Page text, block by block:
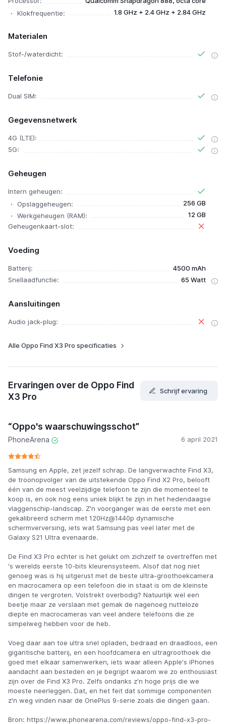
Klokfrequentie:
1.8 GHz + 2.4 GHz + 2.84 GHz
Materialen
Stof-/waterdicht:
Telefonie
Dual SIM:
Gegevensnetwerk
4G (LTE):
5G:
Geheugen
Intern geheugen:
Opslaggeheugen:
256 GB
Werkgeheugen (RAM):
12 GB
Geheugenkaart-slot:
Voeding
Batterij:
4500 mAh
Snellaadfunctie:
65 Watt
Aansluitingen
Audio jack-plug:
Alle Oppo Find X3 Pro specificaties
Ervaringen over de Oppo Find
X3 Pro
Schrijf ervaring
“Oppo's waarschuwingsschot”
PhoneArena 6 april 2021
Samsung en Apple, zet jezelf schrap. De langverwachte Find X3,
de troonopvolger van de uitstekende Oppo Find X2 Pro, belooft
één van de meest veelzijdige telefoon te zijn die momenteel te
koop is, en ook nog eens uniek blijkt te zijn in het hedendaagse
vlaggenschip-landscap. Z'n voorganger was de eerste met een
gekalibreerd scherm met 120Hz@1440p dynamische
schermverversing, iets wat Samsung pas veel later met de
Galaxy S21 Ultra evenaarde.
De Find X3 Pro echter is het gelukt om zichzelf te overtreffen met
's werelds eerste 10-bits kleurensysteem. Alsof dat nog niet
genoeg was is hij uitgerust met de beste ultra-groothoekcamera
en macrocamera op een telefoon die in staat is om de kleinste
dingen te vergroten. Volstrekt overbodig? Natuurlijk wel een
beetje maar ze verslaan met gemak de nagenoeg nutteloze
diepte en macrocameras van veel andere telefoons die ze
simpelweg hebben voor de heb.
Voeg daar aan toe ultra snel opladen, bedraad en draadloos, een
gigantische batterij, en een hoofdcamera en ultragroothoek die
goed met elkaar samenwerken, iets waar alleen Apple's iPhones
aandacht aan besteden en je begrijpt waarom we zo enthousiast
zijn over de Find X3 Pro. Zelfs ondanks z'n hoge prijs die we
moeste neerleggen. Dat, en het feit dat sommige componenten
z'n weg vinden naar de OnePlus 9-serie zoals die dingen gaan.
Bron: https://www.phonearena.com/reviews/oppo-find-x3-pro-